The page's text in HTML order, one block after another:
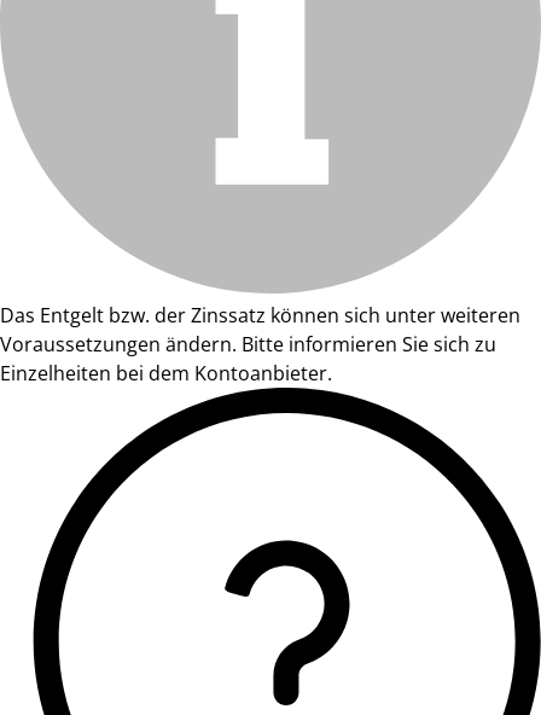
Das Entgelt bzw. der Zinssatz können sich unter weiteren
Voraussetzungen ändern. Bitte informieren Sie sich zu
Einzelheiten bei dem Kontoanbieter.